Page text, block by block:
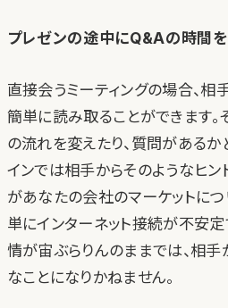
プレゼンの途中にQ&Aの時間
直接会うミーティングの場合、相
簡単に読み取ることができます
の流れを変えたり、質問があるか
インでは相手からそのようなヒン
があなたの会社のマーケットに
単にインターネット接続が不安
情が宙ぶらりんのままでは、相
なことになりかねません。